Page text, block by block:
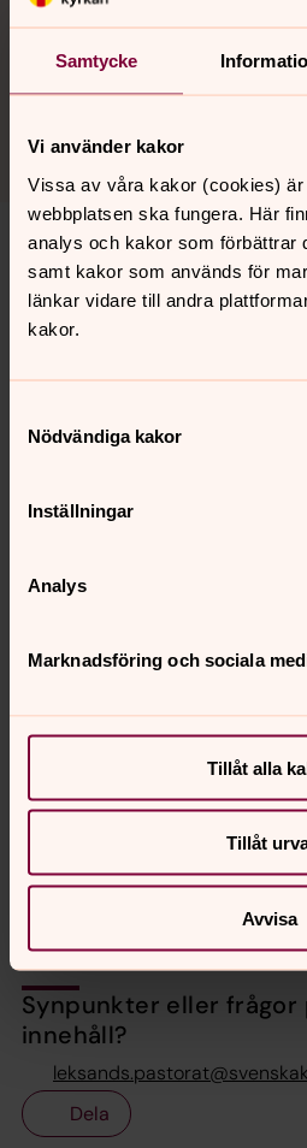
Samtycke
Vi använder kakor
Vissa av våra kakor (cookies) är
webbplatsen ska fungera. Här
analys och kakor som förbättrar
samt kakor som används för
länkar vidare till andra
kakor.
Nödvändiga kakor
Inställningar
Analys
Marknadsföring och sociala
Tillåt alla
Tillåt
Avvisa
programmet.
och vi kan inte ge några
kan parkera.
Bild 1 av 3
Synpunkter eller frågor
innehåll?
Dela